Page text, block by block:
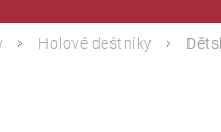
Holové deštníky